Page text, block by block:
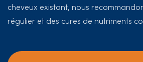
cheveux existant, nous
régulier et des cures de nutriments